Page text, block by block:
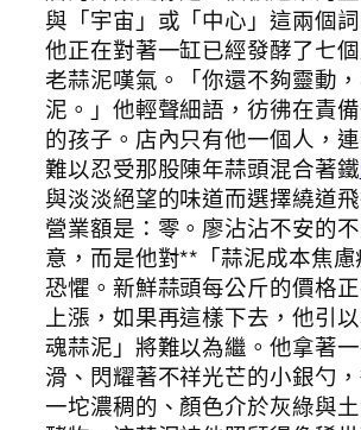
與「宇宙」或「中心」這兩個詞
他正在對著一缸已經發酵了七
老蒜泥嘆氣。「你還不夠靈動
泥。」他輕聲細語，彷彿在責
的孩子。店內只有他一個人，
難以忍受那股陳年蒜頭混合著鐵
與淡淡絕望的味道而選擇繞道
營業額是：零。廖沾沾不安的
意，而是他對**「蒜泥成本焦
恐懼。新鮮蒜頭每公斤的價格
上漲，如果再這樣下去，他引
魂蒜泥」將難以為繼。他拿著
滑、閃耀著不祥光芒的小銀勺
一坨濃稠的、顏色介於灰綠與